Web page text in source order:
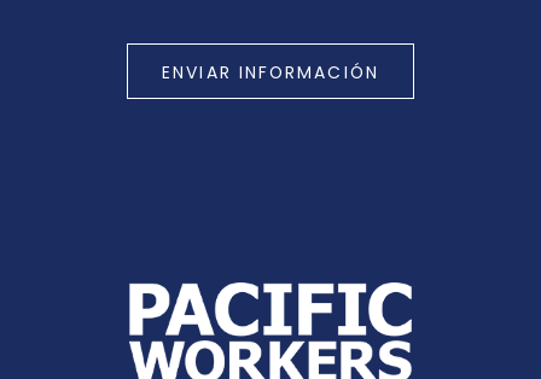
ENVIAR INFORMACIÓN